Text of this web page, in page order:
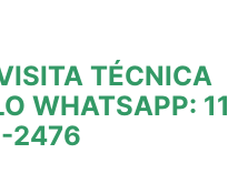
TÉCNICA
WHATSAPP: 11
2476